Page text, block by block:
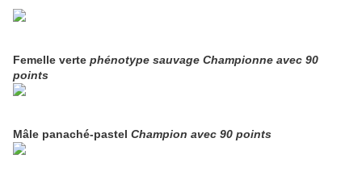
Femelle verte phénotype sauvage Championne avec 90
points
Mâle panaché-pastel Champion avec 90 points